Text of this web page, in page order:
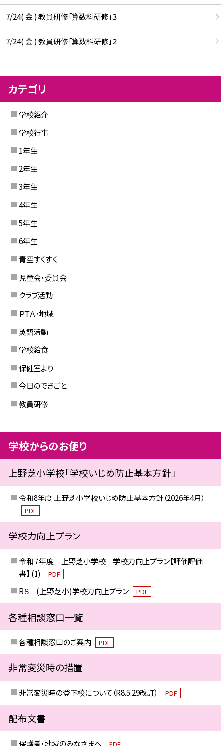
7/24( 金 ) 教員研修「算数科研修」３
7/24( 金 ) 教員研修「算数科研修」２
カテゴリ
学校紹介
学校行事
1年生
2年生
3年生
4年生
5年生
6年生
青空すくすく
児童会・委員会
クラブ活動
ＰＴＡ・地域
英語活動
学校給食
保健室より
今日のできごと
教員研修
学校からのお便り
上野芝小学校「学校いじめ防止基本方針」
令和8年度 上野芝小学校いじめ防止基本方針（2026年4月）
PDF
学校力向上プラン
令和７年度 上野芝小学校 学校力向上プラン【評価評価
書】 (1)
PDF
R８ (上野芝小)学校力向上プラン PDF
各種相談窓口一覧
各種相談窓口のご案内 PDF
非常変災時の措置
非常変災時の登下校について（R8.5.29改訂） PDF
配布文書
保護者・地域のみなさまへ PDF